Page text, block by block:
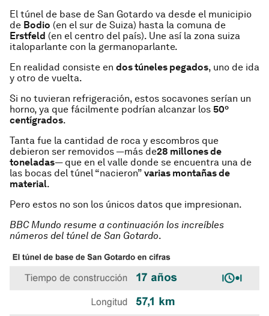
El túnel de base de San Gotardo va desde el municipio
de Bodio (en el sur de Suiza) hasta la comuna de
Erstfeld (en el centro del país). Une así la zona suiza
italoparlante con la germanoparlante.
En realidad consiste en dos túneles pegados, uno de ida
y otro de vuelta.
Si no tuvieran refrigeración, estos socavones serían un
horno, ya que fácilmente podrían alcanzar los 50º
centígrados.
Tanta fue la cantidad de roca y escombros que
debieron ser removidos —más de28 millones de
toneladas— que en el valle donde se encuentra una de
las bocas del túnel “nacieron” varias montañas de
material.
Pero estos no son los únicos datos que impresionan.
BBC Mundo resume a continuación los increíbles
números del túnel de San Gotardo.